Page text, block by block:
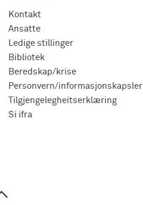
Kontakt
Ansatte
Ledige stillinger
Bibliotek
Beredskap/krise
Personvern/informasjonskapsler
Tilgjengelegheitserklæring
Si ifra